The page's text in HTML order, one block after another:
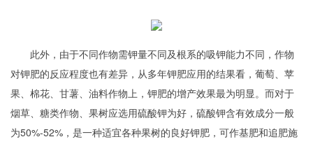
此外，由于不同作物需钾量不同及根系的吸钾能力不同，作物
对钾肥的反应程度也有差异，从多年钾肥应用的结果看，葡萄、苹
果、棉花、甘薯、油料作物上，钾肥的增产效果最为明显。而对于
烟草、糖类作物、果树应选用硫酸钾为好，硫酸钾含有效成分一般
为50%-52%，是一种适宜各种果树的良好钾肥，可作基肥和追肥施